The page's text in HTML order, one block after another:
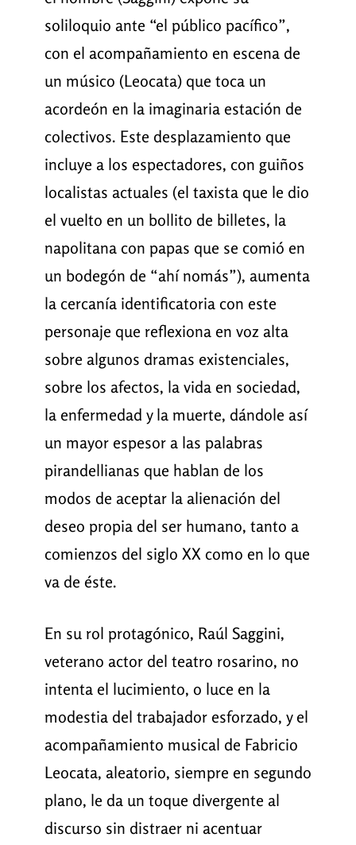
soliloquio ante “el público pacífico”,
con el acompañamiento en escena de
un músico (Leocata) que toca un
acordeón en la imaginaria estación de
colectivos. Este desplazamiento que
incluye a los espectadores, con guiños
localistas actuales (el taxista que le dio
el vuelto en un bollito de billetes, la
napolitana con papas que se comió en
un bodegón de “ahí nomás”), aumenta
la cercanía identificatoria con este
personaje que reflexiona en voz alta
sobre algunos dramas existenciales,
sobre los afectos, la vida en sociedad,
la enfermedad y la muerte, dándole así
un mayor espesor a las palabras
pirandellianas que hablan de los
modos de aceptar la alienación del
deseo propia del ser humano, tanto a
comienzos del siglo XX como en lo que
va de éste.
En su rol protagónico, Raúl Saggini,
veterano actor del teatro rosarino, no
intenta el lucimiento, o luce en la
modestia del trabajador esforzado, y el
acompañamiento musical de Fabricio
Leocata, aleatorio, siempre en segundo
plano, le da un toque divergente al
discurso sin distraer ni acentuar